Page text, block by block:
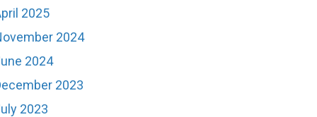
2025
2024
2024
2023
2023